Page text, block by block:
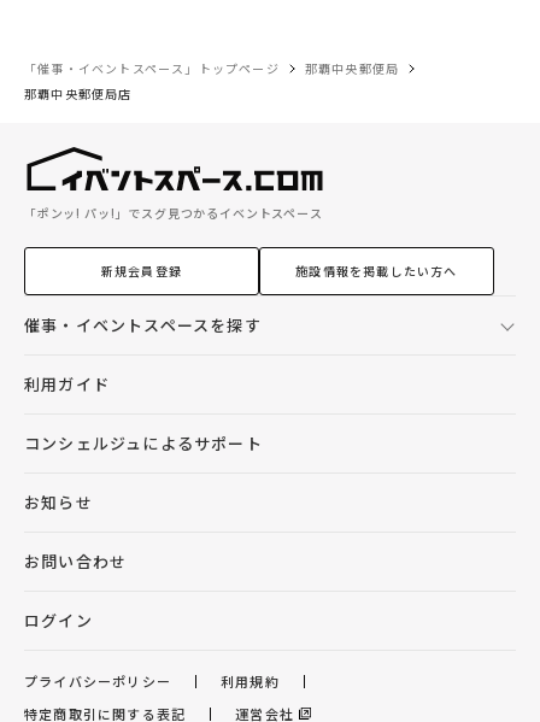
「催事・イベントスペース」トップページ
那覇中央郵便局
那覇中央郵便局店
「ポンッ! パッ!」でスグ見つかるイベントスペース
新規会員登録 施設情報を掲載したい方へ
催事・イベントスペースを探す
利用ガイド
コンシェルジュによるサポート
お知らせ
お問い合わせ
ログイン
プライバシーポリシー
利用規約
特定商取引に関する表記
運営会社